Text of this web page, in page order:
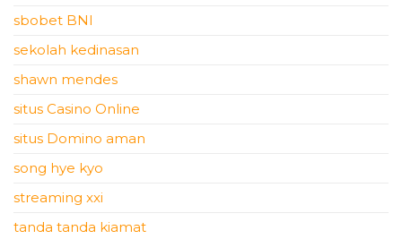
sbobet BNI
sekolah kedinasan
shawn mendes
situs Casino Online
situs Domino aman
song hye kyo
streaming xxi
tanda tanda kiamat